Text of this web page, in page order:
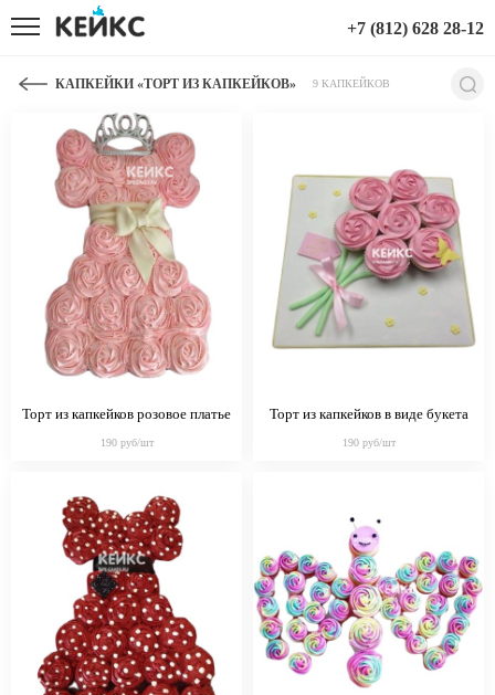
+7 (812) 628 28-12
КАПКЕЙКИ «ТОРТ ИЗ КАПКЕЙКОВ» 9 КАПКЕЙКОВ
Торт из капкейков розовое платье
190 руб/шт
Торт из капкейков в виде букета
190 руб/шт